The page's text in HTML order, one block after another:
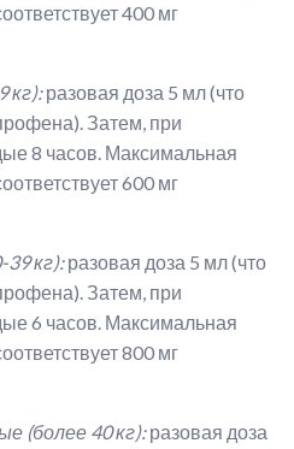
400 мг
кг):разовая доза 5 мл (что
Затем, при
8 часов. Максимальная
600 мг
кг):разовая доза 5 мл (что
Затем, при
6 часов. Максимальная
800 мг
(более 40 кг):разовая доза